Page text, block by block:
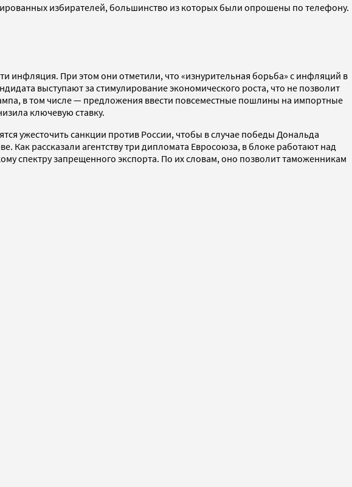
избирателей, большинство из которых были опрошены по телефону.
инфляция. При этом они отметили, что «изнурительная борьба» с инфляций в
выступают за стимулирование экономического роста, что не позволит
в том числе — предложения ввести повсеместные пошлины на импортные
ключевую ставку.
ужесточить санкции против России, чтобы в случае победы Дональда
рассказали агентству три дипломата Евросоюза, в блоке работают над
спектру запрещенного экспорта. По их словам, оно позволит таможенникам